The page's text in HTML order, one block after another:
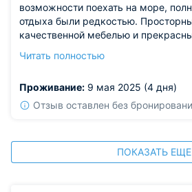
возможности поехать на море,
отдыха были редкостью.
качественной мебелью и
свободу передвижения.
моментом отпуска. Советую
убедиться лично.
Читать полностью
Проживание: 9 мая 2025 (4 дня)
Отзыв оставлен без
ПОКАЗАТЬ ЕЩЕ